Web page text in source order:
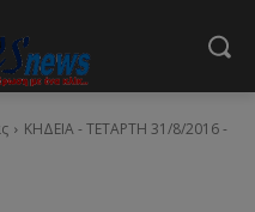
ΚΗΔΕΙΑ - ΤΕΤΑΡΤΗ 31/8/2016 -